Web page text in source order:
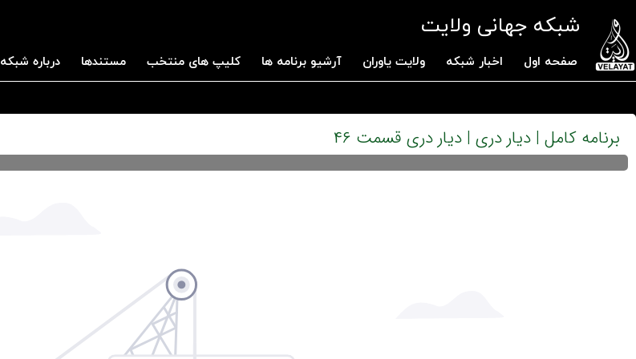
شبکه جهانی ولایت
صفحه اول اخبار شبکه ولایت یاوران آرشیو برنامه ها کلیپ های منتخب مستندها درباره شبکه
برنامه کامل | دیار دری | دیار دری قسمت ۴۶